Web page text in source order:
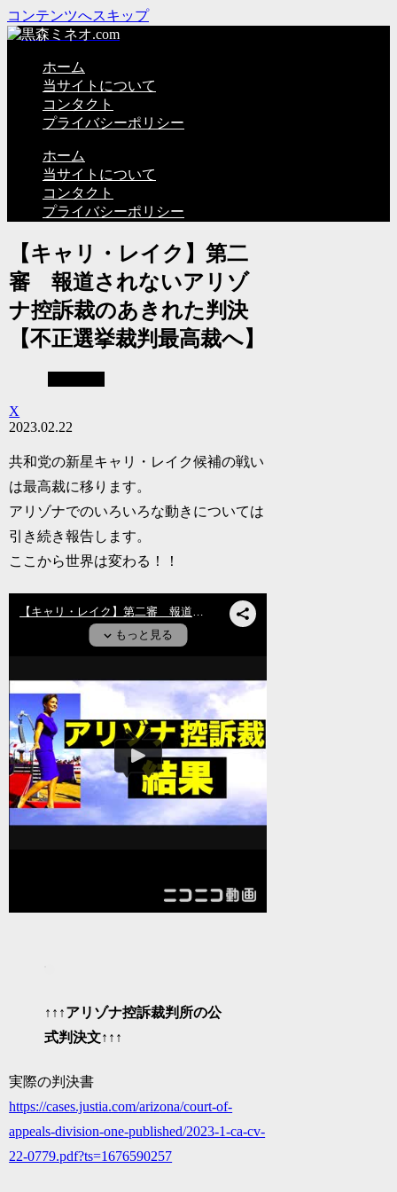
コンテンツへスキップ
ホーム
当サイトについて
コンタクト
プライバシーポリシー
ホーム
当サイトについて
コンタクト
プライバシーポリシー
【キャリ・レイク】第二
審 報道されないアリゾ
ナ控訴裁のあきれた判決
【不正選挙裁判最高裁へ】
X
2023.02.22
共和党の新星キャリ・レイク候補の戦い
は最高裁に移ります。
アリゾナでのいろいろな動きについては
引き続き報告します。
ここから世界は変わる！！
↑↑↑アリゾナ控訴裁判所の公
式判決文↑↑↑
実際の判決書
https://cases.justia.com/arizona/court-of-
appeals-division-one-published/2023-1-ca-cv-
22-0779.pdf?ts=1676590257